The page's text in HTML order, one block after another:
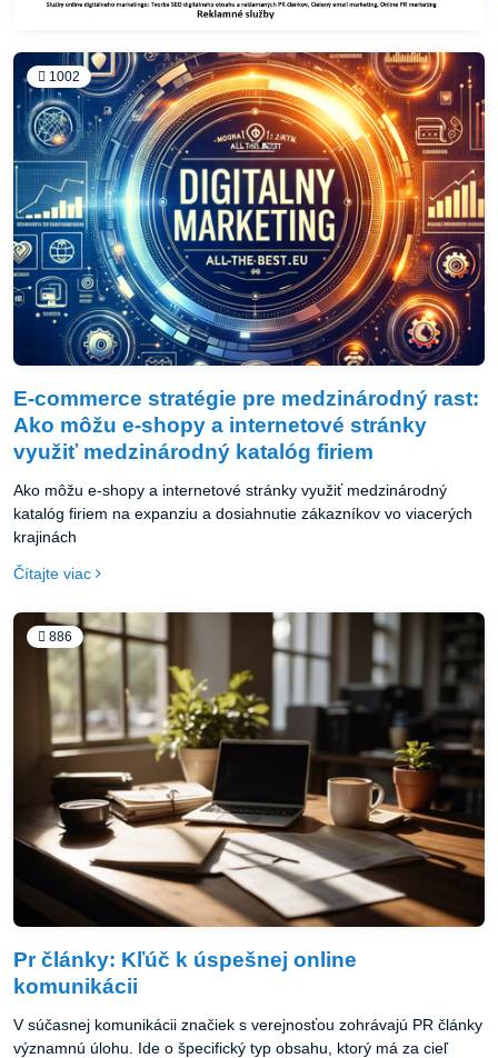
1002
E-commerce stratégie pre medzinárodný rast:
Ako môžu e-shopy a internetové stránky
využiť medzinárodný katalóg firiem
Ako môžu e-shopy a internetové stránky využiť medzinárodný
katalóg firiem na expanziu a dosiahnutie zákazníkov vo viacerých
krajinách
Čítajte viac
886
Pr články: Kľúč k úspešnej online
komunikácii
V súčasnej komunikácii značiek s verejnosťou zohrávajú PR články
významnú úlohu. Ide o špecifický typ obsahu, ktorý má za cieľ